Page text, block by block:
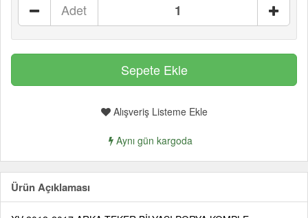
Adet
Alışveriş Listeme Ekle
Aynı gün kargoda
Ürün Açıklaması